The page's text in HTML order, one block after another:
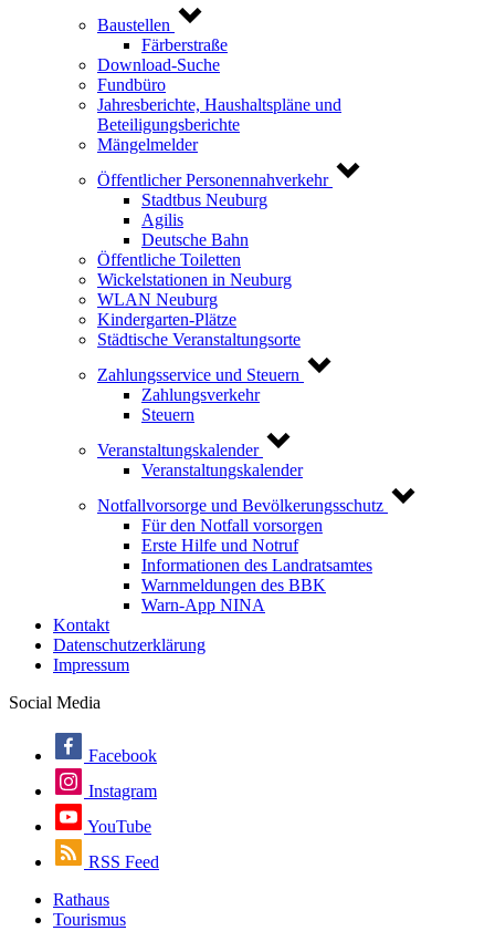
Baustellen
Färberstraße
Download-Suche
Fundbüro
Jahresberichte, Haushaltspläne und
Beteiligungsberichte
Mängelmelder
Öffentlicher Personennahverkehr
Stadtbus Neuburg
Agilis
Deutsche Bahn
Öffentliche Toiletten
Wickelstationen in Neuburg
WLAN Neuburg
Kindergarten-Plätze
Städtische Veranstaltungsorte
Zahlungsservice und Steuern
Zahlungsverkehr
Steuern
Veranstaltungskalender
Veranstaltungskalender
Notfallvorsorge und Bevölkerungsschutz
Für den Notfall vorsorgen
Erste Hilfe und Notruf
Informationen des Landratsamtes
Warnmeldungen des BBK
Warn-App NINA
Kontakt
Datenschutzerklärung
Impressum
Social Media
Facebook
Instagram
YouTube
RSS Feed
Rathaus
Tourismus